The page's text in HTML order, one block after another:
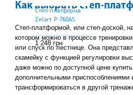
Степ-платформа
Zelart Р-760AS
1 248 грн
Как выбрать степ-
Степ-платформой, или степ-доской,
котором можно в процессе
или спуск по лестнице. Она
скамейку с функцией регулировки
даже можно по доступной цене
дополнительными приспособлениями
трансформироваться в другой